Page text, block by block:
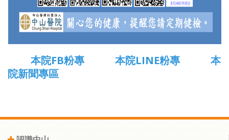
本院FB粉專 本院LINE粉專
本
院新聞專區